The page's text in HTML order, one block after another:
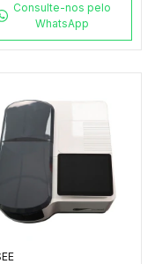
Consulte-nos pelo
WhatsApp